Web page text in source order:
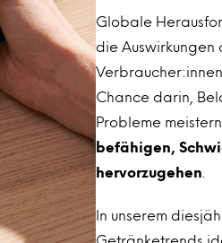
Globale
die Auswirkungen
Chance darin,
Probleme
befähigen,
hervorzugehen
In unserem
Getränketrends